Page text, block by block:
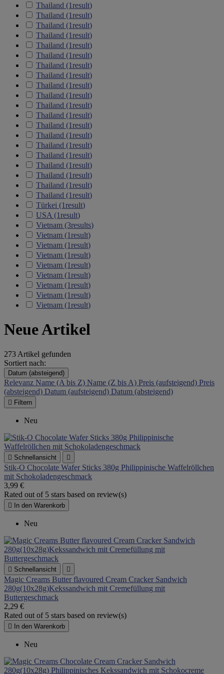
Thailand (1result)
Thailand (1result)
Thailand (1result)
Thailand (1result)
Thailand (1result)
Thailand (1result)
Thailand (1result)
Thailand (1result)
Thailand (1result)
Thailand (1result)
Thailand (1result)
Thailand (1result)
Thailand (1result)
Thailand (1result)
Thailand (1result)
Thailand (1result)
Thailand (1result)
Thailand (1result)
Thailand (1result)
Thailand (1result)
Türkei (1result)
USA (1result)
Vietnam (3results)
Vietnam (1result)
Vietnam (1result)
Vietnam (1result)
Vietnam (1result)
Vietnam (1result)
Vietnam (1result)
Vietnam (1result)
Vietnam (1result)
Neue Artikel
273 Artikel gefunden
Sortiert nach:
Datum (absteigend)
Relevanz Name (A bis Z) Name (Z bis A) Preis (aufsteigend) Preis
(absteigend) Datum (aufsteigend) Datum (absteigend)
 Filtern
Neu
 Schnellansicht 
Stik-O Chocolate Wafer Sticks 380g Philippinische Waffelröllchen
mit Schokoladengeschmack
3,99 €
Rated out of 5 stars based on review(s)
 In den Warenkorb
Neu
 Schnellansicht 
Magic Creams Butter flavoured Cream Cracker Sandwich
280g(10x28g)Kekssandwich mit Cremefüllung mit
Buttergeschmack
2,29 €
Rated out of 5 stars based on review(s)
 In den Warenkorb
Neu